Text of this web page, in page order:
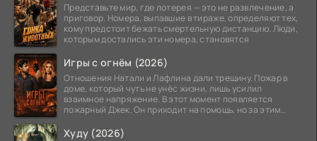
Представьте мир, где лотерея — это не развлечение, а
приговор. Номера, выпавшие в тираже, определяют тех,
кому предстоит бежать смертельную дистанцию. Люди,
которым достались эти номера, становятся
Игры с огнём (2026)
Отношения Натали и Лафлина дали трещину. Пожар в
доме, который чуть не унёс жизни, лишь усилил
взаимное напряжение. В этот момент появляется
пожарный Джек. Он приходит на помощь, но за этим
Худу (2026)